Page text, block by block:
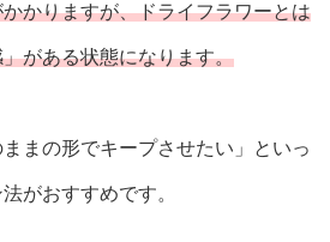
かりますが、ドライフラワーとは
がある状態になります。
ままの形でキープさせたい」といっ
がおすすめです。